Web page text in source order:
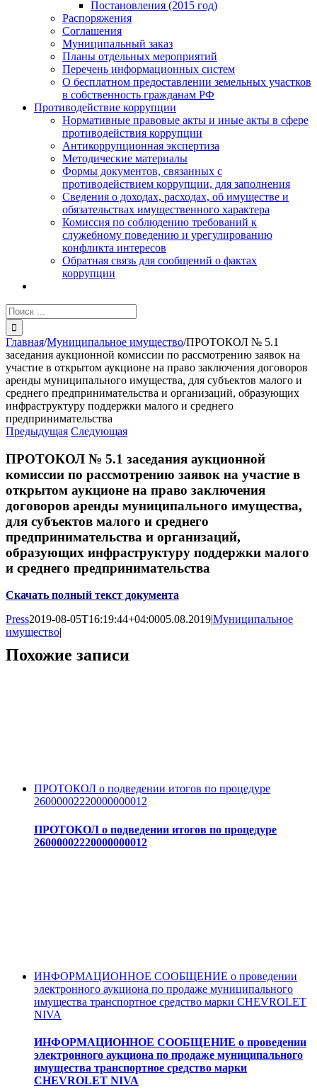
Постановления (2015 год)
Распоряжения
Соглашения
Муниципальный заказ
Планы отдельных мероприятий
Перечень информационных систем
О бесплатном предоставлении земельных участков
в собственность гражданам РФ
Противодействие коррупции
Нормативные правовые акты и иные акты в сфере
противодействия коррупции
Антикоррупционная экспертиза
Методические материалы
Формы документов, связанных с
противодействием коррупции, для заполнения
Сведения о доходах, расходах, об имуществе и
обязательствах имущественного характера
Комиссия по соблюдению требований к
служебному поведению и урегулированию
конфликта интересов
Обратная связь для сообщений о фактах
коррупции
Результат
поиска:
Главная/Муниципальное имущество/ПРОТОКОЛ № 5.1
заседания аукционной комиссии по рассмотрению заявок на
участие в открытом аукционе на право заключения договоров
аренды муниципального имущества, для субъектов малого и
среднего предпринимательства и организаций, образующих
инфраструктуру поддержки малого и среднего
предпринимательства
Предыдущая Следующая
ПРОТОКОЛ № 5.1 заседания аукционной
комиссии по рассмотрению заявок на участие в
открытом аукционе на право заключения
договоров аренды муниципального имущества,
для субъектов малого и среднего
предпринимательства и организаций,
образующих инфраструктуру поддержки малого
и среднего предпринимательства
Скачать полный текст документа
Press2019-08-05T16:19:44+04:0005.08.2019|Муниципальное
имущество|
Похожие записи
ПРОТОКОЛ о подведении итогов по процедуре
26000002220000000012
ПРОТОКОЛ о подведении итогов по процедуре
26000002220000000012
ИНФОРМАЦИОННОЕ СООБЩЕНИЕ о проведении
электронного аукциона по продаже муниципального
имущества транспортное средство марки CHEVROLET
NIVA
ИНФОРМАЦИОННОЕ СООБЩЕНИЕ о проведении
электронного аукциона по продаже муниципального
имущества транспортное средство марки
CHEVROLET NIVA